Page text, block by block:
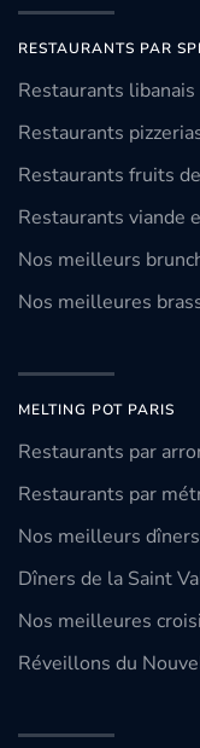
RESTAURANTS PAR
Restaurants libanais
Restaurants
Restaurants fruits
Restaurants viande
Nos meilleurs
Nos meilleures
MELTING POT PARIS
Restaurants par
Restaurants par
Nos meilleurs
Dîners de la Saint
Nos meilleures
Réveillons du